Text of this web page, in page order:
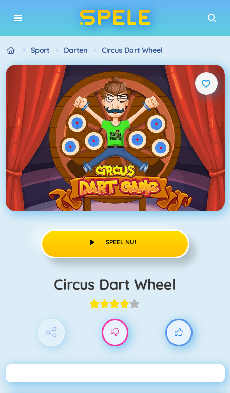
Sport Darten Circus Dart Wheel
SPEEL NU!
Circus Dart Wheel